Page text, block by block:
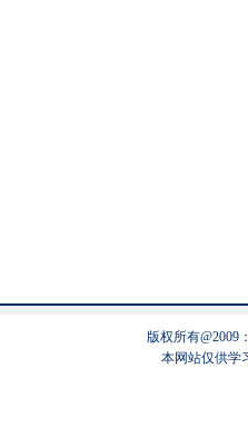
版权所有@2009
本网站仅供学